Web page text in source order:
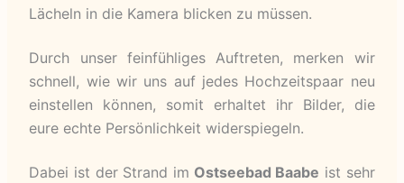
Lächeln in die Kamera blicken zu müssen.
Durch unser feinfühliges Auftreten, merken wir
schnell, wie wir uns auf jedes Hochzeitspaar neu
einstellen können, somit erhaltet ihr Bilder, die
eure echte Persönlichkeit widerspiegeln.
Dabei ist der Strand im Ostseebad Baabe ist sehr